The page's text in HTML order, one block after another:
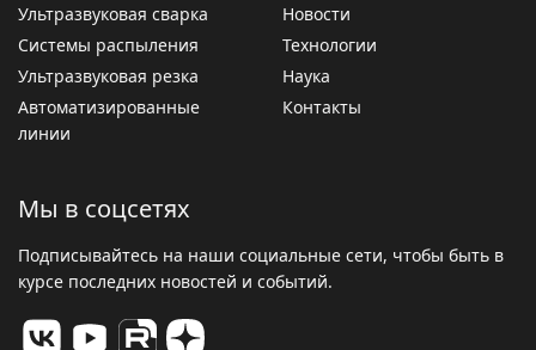
Ультразвуковая сварка
Системы распыления
Ультразвуковая резка
Автоматизированные
линии
Новости
Технологии
Наука
Контакты
Мы в соцсетях
Подписывайтесь на наши социальные сети, чтобы быть в
курсе последних новостей и событий.